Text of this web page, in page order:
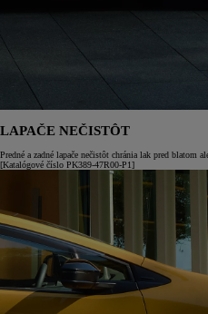
LAPAČE NEČISTÔT
Predné a zadné lapače nečistôt chránia lak pred blatom
[Katalógové číslo PK389-47R00-P1]